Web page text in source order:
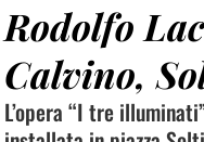
Rodolfo
Calvino,
L’opera “I tre